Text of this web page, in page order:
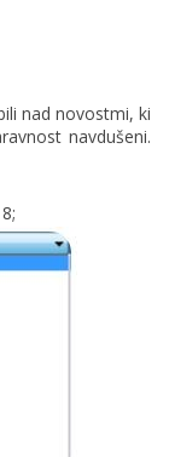
nad novostmi, ki
navdušeni.